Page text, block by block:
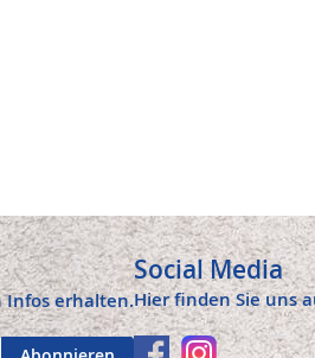
Infos erhalten.
Social Media
Hier finden Sie uns